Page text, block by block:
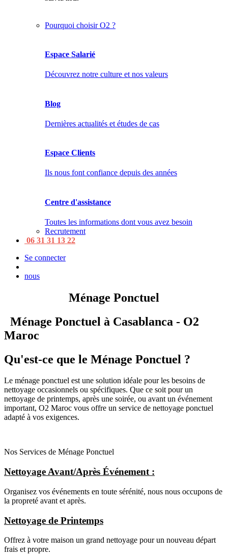
Pourquoi choisir O2 ?
Espace Salarié
Découvrez notre culture et nos valeurs
Blog
Dernières actualités et études de cas
Espace Clients
Ils nous font confiance depuis des années
Centre d'assistance
Toutes les informations dont vous avez besoin
Recrutement
06 31 31 13 22
Se connecter
nous
Ménage Ponctuel
Ménage Ponctuel à Casablanca - O2
Maroc
Qu'est-ce que le Ménage Ponctuel ?
Le ménage ponctuel est une solution idéale pour les besoins de
nettoyage occasionnels ou spécifiques. Que ce soit pour un
nettoyage de printemps, après une soirée, ou avant un événement
important, O2 Maroc vous offre un service de nettoyage ponctuel
adapté à vos exigences.
Nos Services de Ménage Ponctuel
Nettoyage Avant/Après Événement :
Organisez vos événements en toute sérénité, nous nous occupons de
la propreté avant et après.
Nettoyage de Printemps
Offrez à votre maison un grand nettoyage pour un nouveau départ
frais et propre.